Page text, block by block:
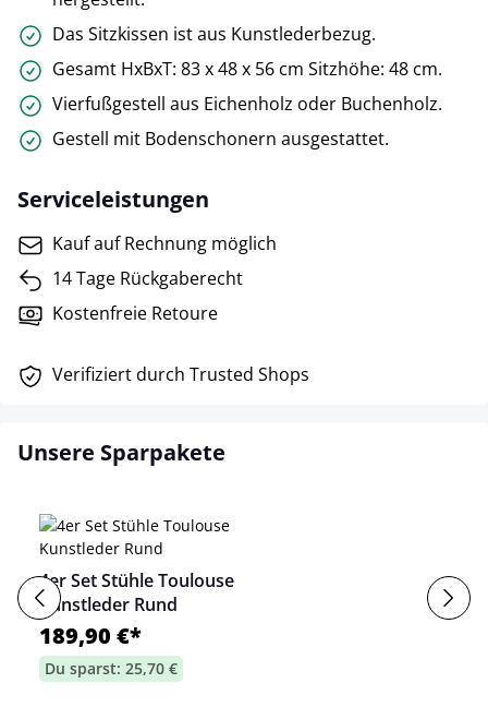
Das Sitzkissen ist aus Kunstlederbezug.
Gesamt HxBxT: 83 x 48 x 56 cm Sitzhöhe: 48 cm.
Vierfußgestell aus Eichenholz oder Buchenholz.
Gestell mit Bodenschonern ausgestattet.
Serviceleistungen
Kauf auf Rechnung möglich
14 Tage Rückgaberecht
Kostenfreie Retoure
Verifiziert durch Trusted Shops
Unsere Sparpakete
4er Set Stühle Toulouse
Kunstleder Rund
189,90 €*
Du sparst: 25,70 €